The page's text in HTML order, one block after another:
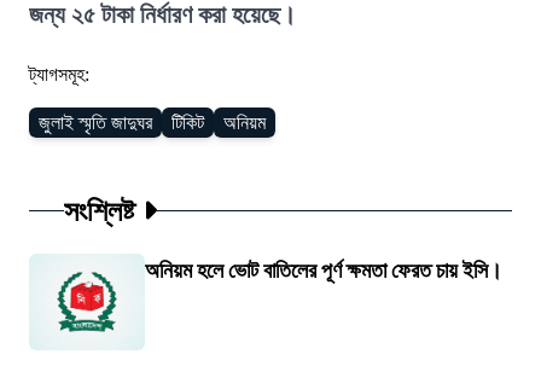
জন্য ২৫ টাকা নির্ধারণ করা হয়েছে।
ট্যাগসমূহ:
জুলাই স্মৃতি জাদুঘর টিকিট অনিয়ম
সংশ্লিষ্ট
অনিয়ম হলে ভোট বাতিলের পূর্ণ ক্ষমতা ফেরত চায় ইসি।